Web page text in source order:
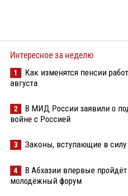
Интересное за неделю
1
Как изменятся пенсии
августа
2
В МИД России заявили о
войне с Россией
3 Законы, вступающие в силу
4
В Абхазии впервые
молодёжный форум